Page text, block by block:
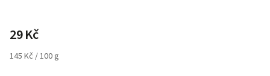
29 Kč
145 Kč / 100 g